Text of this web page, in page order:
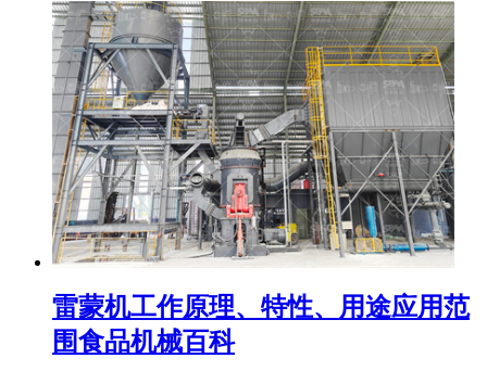
雷蒙机工作原理、特性、用途应用范
围食品机械百科